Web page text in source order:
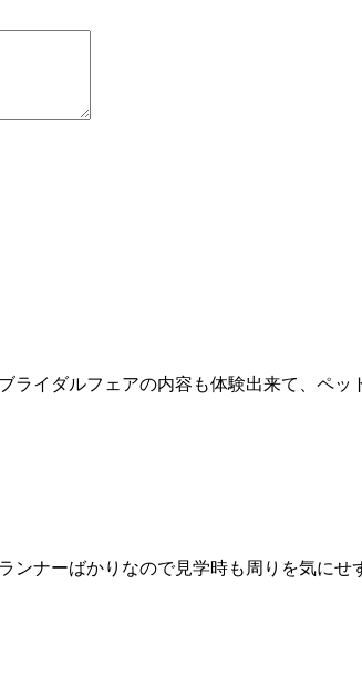
ライダルフェアの内容も体験出来て、ペ
ンナーばかりなので見学時も周りを気に